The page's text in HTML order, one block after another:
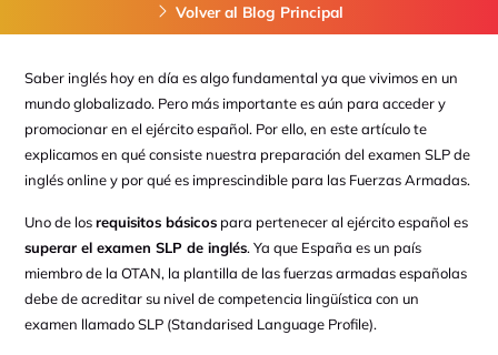
Volver al Blog Principal
Saber inglés hoy en día es algo fundamental ya que vivimos en un
mundo globalizado. Pero más importante es aún para acceder y
promocionar en el ejército español. Por ello, en este artículo te
explicamos en qué consiste nuestra preparación del examen SLP de
inglés online y por qué es imprescindible para las Fuerzas Armadas.
Uno de losrequisitos básicospara pertenecer al ejército español es
superar el examen SLP de inglés. Ya que España es un país
miembro de la OTAN, la plantilla de las fuerzas armadas españolas
debe de acreditar su nivel de competencia lingüística con un
examen llamado SLP (Standarised Language Profile).